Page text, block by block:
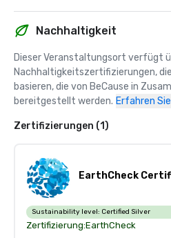
The Sunday Times — Die 100
man arbeiten kann
Preferred Hotels & Resorts —
London Venue Awards: In den
Veranstaltungsorte
Veranstaltungsorte
2018
Springboard Awards for
London Venue Awards — Silver
Nachhaltigkeit
Dieser Veranstaltungsort verfügt
Nachhaltigkeitszertifizierungen,
basieren, die von BeCause in
bereitgestellt werden. Erfahren
Zertifizierungen (1)
EarthCheck
Sustainability level: Certified Silver
Zertifizierung:EarthCheck